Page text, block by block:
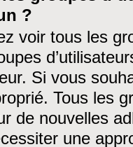
?
voir tous les
Si vous
Tous les
de nouvelles
une